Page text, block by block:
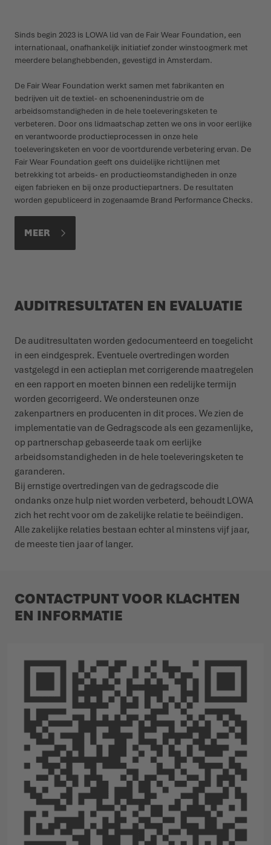
Sinds begin 2023 is LOWA lid van de Fair Wear Foundation, een
internationaal, onafhankelijk initiatief zonder winstoogmerk met
meerdere belanghebbenden, gevestigd in Amsterdam.
De Fair Wear Foundation werkt samen met fabrikanten en
bedrijven uit de textiel- en schoenenindustrie om de
arbeidsomstandigheden in de hele toeleveringsketen te
verbeteren. Door ons lidmaatschap zetten we ons in voor eerlijke
en verantwoorde productieprocessen in onze hele
toeleveringsketen en voor de voortdurende verbetering ervan. De
Fair Wear Foundation geeft ons duidelijke richtlijnen met
betrekking tot arbeids- en productieomstandigheden in onze
eigen fabrieken en bij onze productiepartners. De resultaten
worden gepubliceerd in zogenaamde Brand Performance Checks.
MEER
AUDITRESULTATEN EN EVALUATIE
De auditresultaten worden gedocumenteerd en toegelicht
in een eindgesprek. Eventuele overtredingen worden
vastgelegd in een actieplan met corrigerende maatregelen
en een rapport en moeten binnen een redelijke termijn
worden gecorrigeerd. We ondersteunen onze
zakenpartners en producenten in dit proces. We zien de
implementatie van de Gedragscode als een gezamenlijke,
op partnerschap gebaseerde taak om eerlijke
arbeidsomstandigheden in de hele toeleveringsketen te
garanderen.
Bij ernstige overtredingen van de gedragscode die
ondanks onze hulp niet worden verbeterd, behoudt LOWA
zich het recht voor om de zakelijke relatie te beëindigen.
Alle zakelijke relaties bestaan echter al minstens vijf jaar,
de meeste tien jaar of langer.
CONTACTPUNT VOOR KLACHTEN
EN INFORMATIE